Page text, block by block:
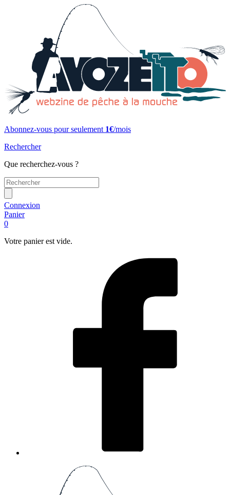
Abonnez-vous pour seulement 1€/mois
Rechercher
Que recherchez-vous ?
Connexion
Panier
0
Votre panier est vide.